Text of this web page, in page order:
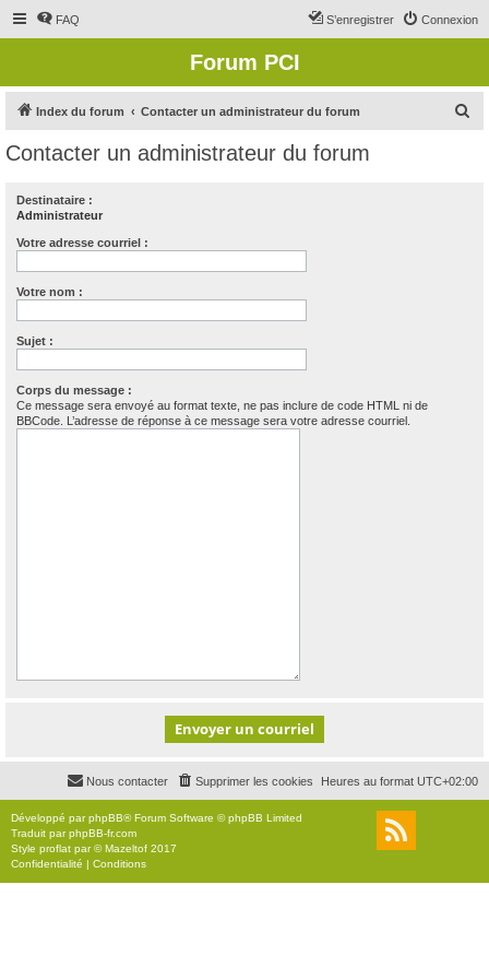
FAQ Connexion
S’enregistrer
Forum PCI
Index du forum Contacter un administrateur du forum
Contacter un administrateur du forum
Destinataire :
Administrateur
Votre adresse courriel :
Votre nom :
Sujet :
Corps du message :
Ce message sera envoyé au format texte, ne pas inclure de code HTML ni de
BBCode. L’adresse de réponse à ce message sera votre adresse courriel.
Heures au format UTC+02:00
Supprimer les cookies
Nous contacter
Développé parphpBB® Forum Software © phpBB Limited
Traduit parphpBB-fr.com
Style proflat par ©Mazeltof 2017
Confidentialité | Conditions